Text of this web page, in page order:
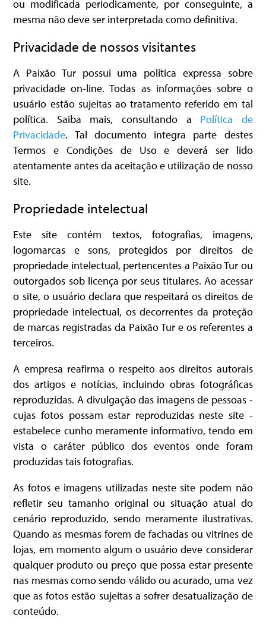
ou modificada periodicamente, por conseguinte, a
mesma não deve ser interpretada como definitiva.
Privacidade de nossos visitantes
A Paixão Tur possui uma política expressa sobre
privacidade on-line. Todas as informações sobre o
usuário estão sujeitas ao tratamento referido em tal
política. Saiba mais, consultando a Política de
Privacidade. Tal documento integra parte destes
Termos e Condições de Uso e deverá ser lido
atentamente antes da aceitação e utilização de nosso
site.
Propriedade intelectual
Este site contém textos, fotografias, imagens,
logomarcas e sons, protegidos por direitos de
propriedade intelectual, pertencentes a Paixão Tur ou
outorgados sob licença por seus titulares. Ao acessar
o site, o usuário declara que respeitará os direitos de
propriedade intelectual, os decorrentes da proteção
de marcas registradas da Paixão Tur e os referentes a
terceiros.
A empresa reafirma o respeito aos direitos autorais
dos artigos e notícias, incluindo obras fotográficas
reproduzidas. A divulgação das imagens de pessoas -
cujas fotos possam estar reproduzidas neste site -
estabelece cunho meramente informativo, tendo em
vista o caráter público dos eventos onde foram
produzidas tais fotografias.
As fotos e imagens utilizadas neste site podem não
refletir seu tamanho original ou situação atual do
cenário reproduzido, sendo meramente ilustrativas.
Quando as mesmas forem de fachadas ou vitrines de
lojas, em momento algum o usuário deve considerar
qualquer produto ou preço que possa estar presente
nas mesmas como sendo válido ou acurado, uma vez
que as fotos estão sujeitas a sofrer desatualização de
conteúdo.